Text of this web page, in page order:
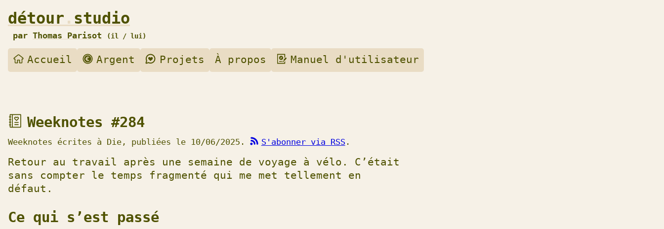
Aller
à
la
navigation
Aller
Accéder
à
la
des
notes
hebdomadaires
Accéder
à
détour . studio
par Thomas Parisot (Pronoms :
il / lui)
Accueil Argent Projets À propos Manuel d'utilisateur
Weeknotes #284
Weeknotes écrites à Die, publiées le 10/06/2025. S'abonner via RSS .
Retour au travail après une semaine de voyage à vélo. C’était
sans compter le temps fragmenté qui me met tellement en
défaut.
Ce qui s’est passé